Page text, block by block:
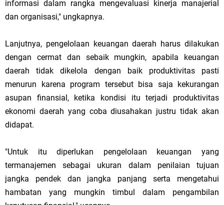
informasi dalam rangka mengevaluasi kinerja manajerial
dan organisasi," ungkapnya.
Lanjutnya, pengelolaan keuangan daerah harus dilakukan
dengan cermat dan sebaik mungkin, apabila keuangan
daerah tidak dikelola dengan baik produktivitas pasti
menurun karena program tersebut bisa saja kekurangan
asupan finansial, ketika kondisi itu terjadi produktivitas
ekonomi daerah yang coba diusahakan justru tidak akan
didapat.
"Untuk itu diperlukan pengelolaan keuangan yang
termanajemen sebagai ukuran dalam penilaian tujuan
jangka pendek dan jangka panjang serta mengetahui
hambatan yang mungkin timbul dalam pengambilan